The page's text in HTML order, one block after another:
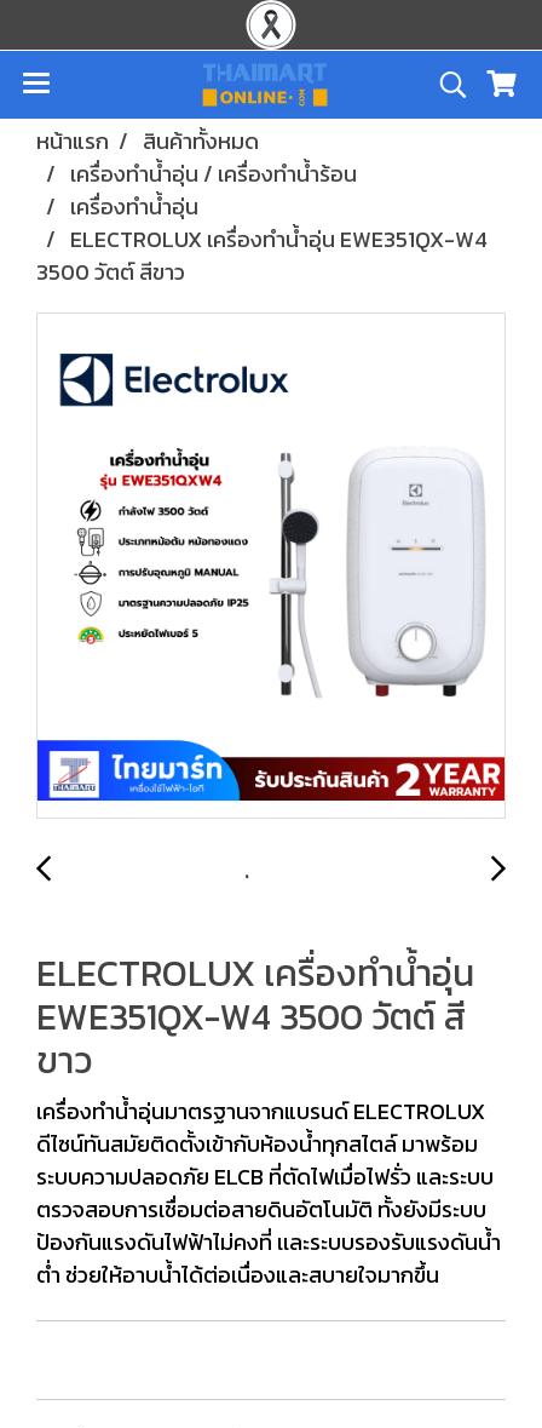
หน้าแรก
สินค้าทั้งหมด
เครื่องทำน้ำอุ่น / เครื่องทำน้ำร้อน
เครื่องทำน้ำอุ่น
ELECTROLUX เครื่องทำน้ำอุ่น EWE351QX-W4
3500 วัตต์ สีขาว
ELECTROLUX เครื่องทำน้ำอุ่น
EWE351QX-W4 3500 วัตต์ สี
ขาว
เครื่องทำน้ำอุ่นมาตรฐานจากแบรนด์ ELECTROLUX
ดีไซน์ทันสมัยติดตั้งเข้ากับห้องน้ำทุกสไตล์ มาพร้อม
ระบบความปลอดภัย ELCB ที่ตัดไฟเมื่อไฟรั่ว และระบบ
ตรวจสอบการเชื่อมต่อสายดินอัตโนมัติ ทั้งยังมีระบบ
ป้องกันแรงดันไฟฟ้าไม่คงที่ เเละระบบรองรับแรงดันน้ำ
ต่ำ ช่วยให้อาบน้ำได้ต่อเนื่องและสบายใจมากขึ้น